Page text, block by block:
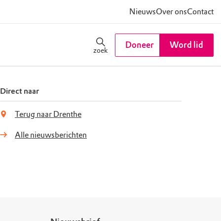
NieuwsOver onsContact
zoek
Doneer Word lid
Direct naar
Terug naar Drenthe
Alle nieuwsberichten